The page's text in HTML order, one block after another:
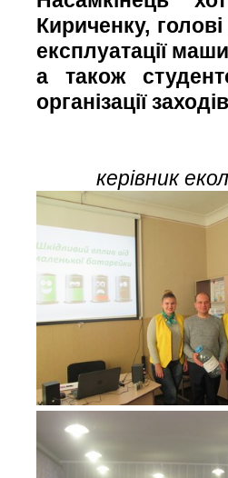
Кириченку, голові
експлуатації
а також
організації
керівник